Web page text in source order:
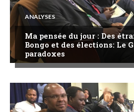
ANALYSES
Ma pensée du jour : Des
Bongo et des élections: Le
paradoxes